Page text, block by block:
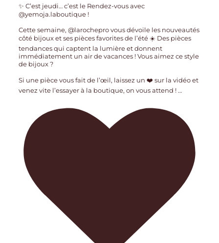
✨ C’est jeudi… c’est le Rendez-vous avec
@yemoja.laboutique !
Cette semaine, @larochepro vous dévoile les nouveautés
côté bijoux et ses pièces favorites de l’été ☀️ Des pièces
tendances qui captent la lumière et donnent
immédiatement un air de vacances ! Vous aimez ce style
de bijoux ?
Si une pièce vous fait de l’œil, laissez un ❤️ sur la vidéo et
venez vite l’essayer à la boutique, on vous attend ! …